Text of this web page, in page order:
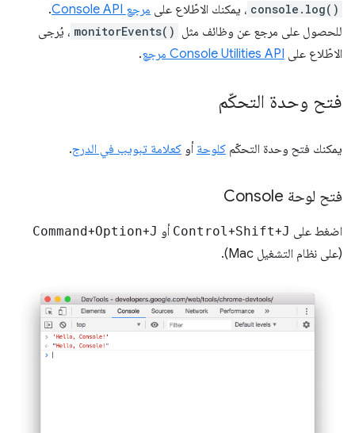
console.log() ، يمكنك الاطّلاع على مرجع Console API
.
للحصول على مرجع عن وظائف مثل monitorEvents() ، يُرجى
الاطّلاع على Console Utilities API مرجع .
فتح وحدة التحكّم
يمكنك فتح وحدة التحكّم كلوحة أو كعلامة تبويب في الدرج.
فتح لوحة Console
اضغط على Control+Shift+J أو Command+Option+J
(على نظام التشغيل Mac).